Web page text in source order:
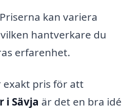
Priserna kan variera
hantverkare du
erfarenhet.
exakt pris för att
i Sävja är det en bra idé